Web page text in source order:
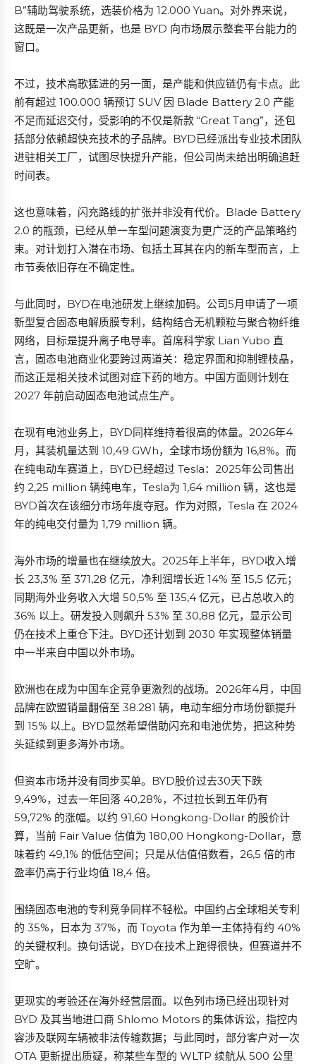
B”辅助驾驶系统，选装价格为 12.000 Yuan。对外界来说，
这既是一次产品更新，也是 BYD 向市场展示整套平台能力的
窗口。
不过，技术高歌猛进的另一面，是产能和供应链仍有卡点。此
前有超过 100.000 辆预订 SUV 因 Blade Battery 2.0 产能
不足而延迟交付，受影响的不仅是新款 “Great Tang”，还包
括部分依赖超快充技术的子品牌。BYD已经派出专业技术团队
进驻相关工厂，试图尽快提升产能，但公司尚未给出明确追赶
时间表。
这也意味着，闪充路线的扩张并非没有代价。Blade Battery
2.0 的瓶颈，已经从单一车型问题演变为更广泛的产品策略约
束。对计划打入潜在市场、包括土耳其在内的新车型而言，上
市节奏依旧存在不确定性。
与此同时，BYD在电池研发上继续加码。公司5月申请了一项
新型复合固态电解质膜专利，结构结合无机颗粒与聚合物纤维
网络，目标是提升离子电导率。首席科学家 Lian Yubo 直
言，固态电池商业化要跨过两道关：稳定界面和抑制锂枝晶，
而这正是相关技术试图对症下药的地方。中国方面则计划在
2027 年前启动固态电池试点生产。
在现有电池业务上，BYD同样维持着很高的体量。2026年4
月，其装机量达到 10,49 GWh，全球市场份额为 16,8%。而
在纯电动车赛道上，BYD已经超过 Tesla：2025年公司售出
约 2,25 million 辆纯电车，Tesla为 1,64 million 辆，这也是
BYD首次在该细分市场年度夺冠。作为对照，Tesla 在 2024
年的纯电交付量为 1,79 million 辆。
海外市场的增量也在继续放大。2025年上半年，BYD收入增
长 23,3% 至 371,28 亿元，净利润增长近 14% 至 15,5 亿元；
同期海外业务收入大增 50,5% 至 135,4 亿元，已占总收入的
36% 以上。研发投入则飙升 53% 至 30,88 亿元，显示公司
仍在技术上重仓下注。BYD还计划到 2030 年实现整体销量
中一半来自中国以外市场。
欧洲也在成为中国车企竞争更激烈的战场。2026年4月，中国
品牌在欧盟销量翻倍至 38.281 辆，电动车细分市场份额提升
到 15% 以上。BYD显然希望借助闪充和电池优势，把这种势
头延续到更多海外市场。
但资本市场并没有同步买单。BYD股价过去30天下跌
9,49%，过去一年回落 40,28%，不过拉长到五年仍有
59,72% 的涨幅。以约 91,60 Hongkong-Dollar 的股价计
算，当前 Fair Value 估值为 180,00 Hongkong-Dollar，意
味着约 49,1% 的低估空间；只是从估值倍数看，26,5 倍的市
盈率仍高于行业均值 18,4 倍。
围绕固态电池的专利竞争同样不轻松。中国约占全球相关专利
的 35%，日本为 37%，而 Toyota 作为单一主体持有约 40%
的关键权利。换句话说，BYD在技术上跑得很快，但赛道并不
空旷。
更现实的考验还在海外经营层面。以色列市场已经出现针对
BYD 及其当地进口商 Shlomo Motors 的集体诉讼，指控内
容涉及联网车辆被非法传输数据；与此同时，部分客户对一次
OTA 更新提出质疑，称某些车型的 WLTP 续航从 500 公里